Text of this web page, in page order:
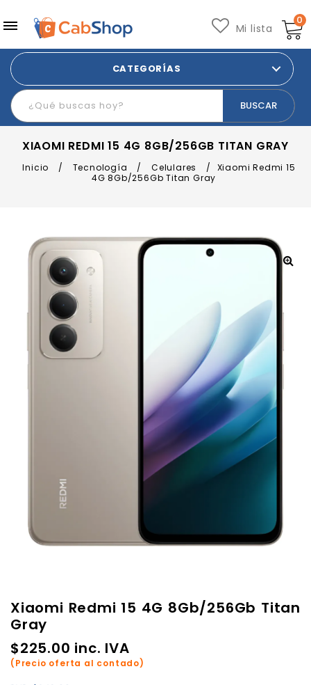
0
Mi lista
CATEGORÍAS
XIAOMI REDMI 15 4G 8GB/256GB TITAN GRAY
Inicio / Tecnología / Celulares /
Xiaomi Redmi 15
4G 8Gb/256Gb Titan Gray
Xiaomi Redmi 15 4G 8Gb/256Gb Titan
Gray
$225.00 inc. IVA
(Precio oferta al contado)